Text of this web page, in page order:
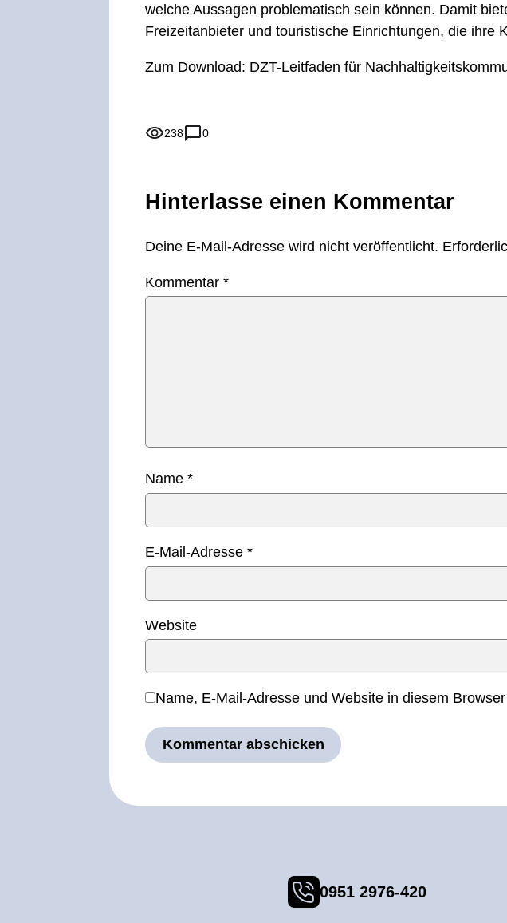
welche Aussagen problematisch sein können. Damit
Freizeitanbieter und touristische Einrichtungen, die ihre
Zum Download: DZT-Leitfaden für
238 0
Hinterlasse einen Kommentar
Deine E-Mail-Adresse wird nicht veröffentlicht.
Kommentar *
Name *
E-Mail-Adresse *
Website
Name, E-Mail-Adresse und Website in diesem
0951 2976-420